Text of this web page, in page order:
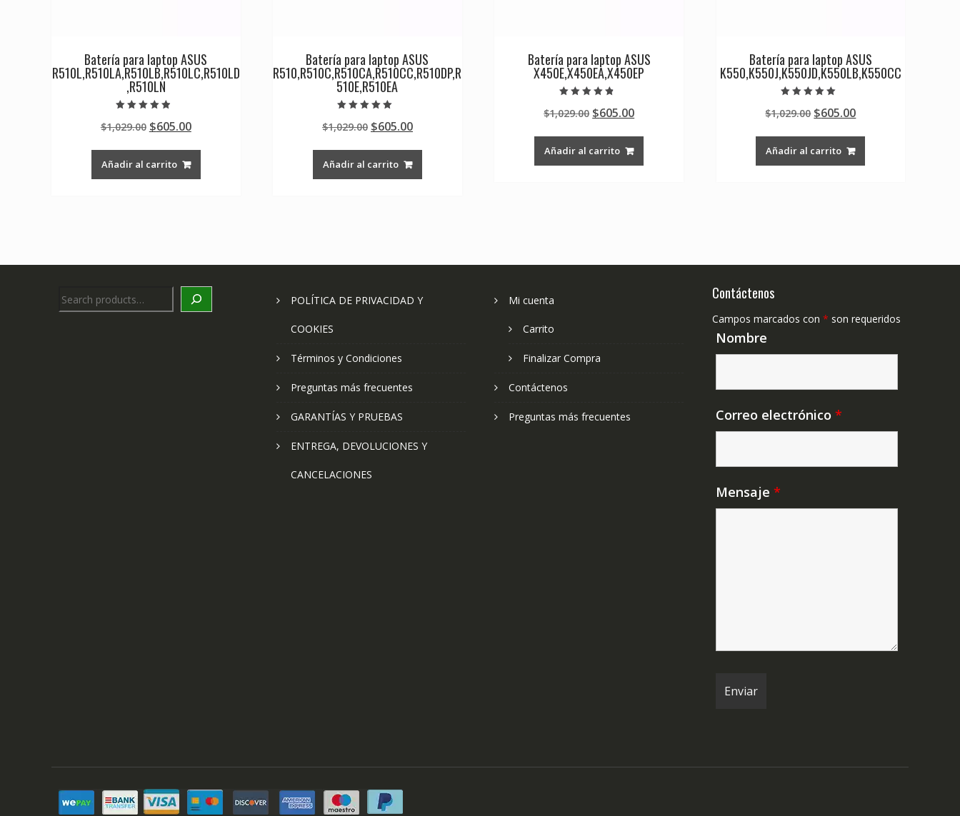
Batería para laptop ASUS
R510L,R510LA,R510LB,R510LC,R510LD
,R510LN
4.50
de 5
$1,029.00 Original
was:
$1,029.00.
$605.00Current
$605.00.
Añadir al carrito
Batería para laptop ASUS
R510,R510C,R510CA,R510CC,R510DP,R
510E,R510EA
5.00
de 5
$1,029.00 Original
was:
$1,029.00.
$605.00Current
$605.00.
Añadir al carrito
Batería para laptop ASUS
X450E,X450EA,X450EP
4.50
de 5
$1,029.00 Original
was:
$1,029.00.
$605.00Current
Añadir al carrito
Batería para laptop ASUS
K550,K550J,K550JD,K550LB,K550CC
5.00
de 5
$1,029.00 Original
was:
$1,029.00.
$605.00Current
Añadir al carrito
Search
POLÍTICA DE PRIVACIDAD Y
COOKIES
Términos y Condiciones
Preguntas más frecuentes
GARANTÍAS Y PRUEBAS
ENTREGA, DEVOLUCIONES Y
CANCELACIONES
Mi cuenta
Carrito
Finalizar Compra
Contáctenos
Preguntas más frecuentes
Contáctenos
Campos marcados con * son requeridos
Nombre
Correo electrónico *
Mensaje *